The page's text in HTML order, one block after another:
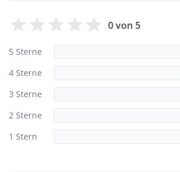
0 von 5
5 Sterne
4 Sterne
3 Sterne
2 Sterne
1 Stern